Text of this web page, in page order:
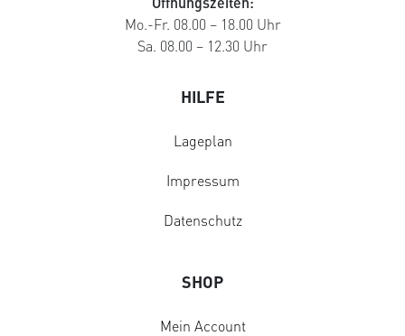
Mo.-Fr. 08.00 – 18.00 Uhr
Sa. 08.00 – 12.30 Uhr
HILFE
Lageplan
Impressum
Datenschutz
SHOP
Mein Account